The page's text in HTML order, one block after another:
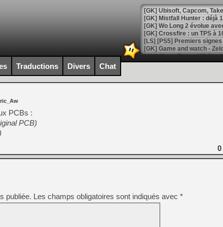
[GK] Mistfall Hunter : déjà
[GK] Wo Long 2 évolue
[GK] Crossfire : un TPS à
[LS] [PS5] Premiers
[Mo5] DOOM arrive en
[GK] Bethesda fête les 30
[GK] Roblox : l'action en
[GK] Agenda - GeForce
[GK] Devolver Digital en a
[LS] [PS5] ps5-y2jb-
[GK] Pourquoi Marvel
[GK] Test : Restory : Chill
[GK] GTA 6 : Rockstar
[GK] Hot Wheels Infinite
[GK] Mémoire cash -
[GK] Résultats Nintendo :
Traductions Divers Chat
PCBs :
PCB)
0
publiée. Les champs obligatoires sont indiqués avec *